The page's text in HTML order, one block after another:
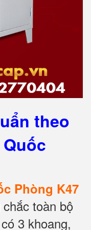
theo
Phòng K47
toàn bộ
3 khoang,